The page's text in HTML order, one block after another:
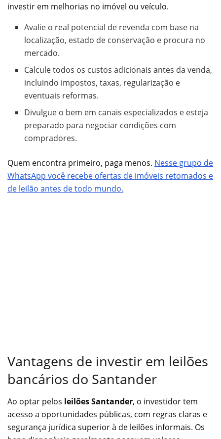
investir em melhorias no imóvel ou veículo.
Avalie o real potencial de revenda com base na
localização, estado de conservação e procura no
mercado.
Calcule todos os custos adicionais antes da venda,
incluindo impostos, taxas, regularização e
eventuais reformas.
Divulgue o bem em canais especializados e esteja
preparado para negociar condições com
compradores.
Quem encontra primeiro, paga menos. Nesse grupo de
WhatsApp você recebe ofertas de imóveis retomados e
de leilão antes de todo mundo.
Vantagens de investir em leilões
bancários do Santander
Ao optar pelos leilões Santander, o investidor tem
acesso a oportunidades públicas, com regras claras e
segurança jurídica superior à de leilões informais. Os